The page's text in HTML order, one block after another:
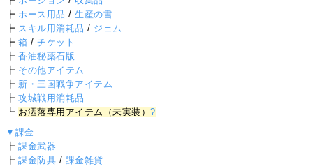
┣ ホース用品 /生産の書
┣ スキル用消耗品 / ジェム
┣箱 /チケット
┣香油秘薬石版
┣ その他アイテム
┣ 新・三国戦争アイテム
┣攻城戦用消耗品
┗ お洒落専用アイテム（未実装）?
▼課金
┣課金武器
┣課金防具 / 課金雑貨